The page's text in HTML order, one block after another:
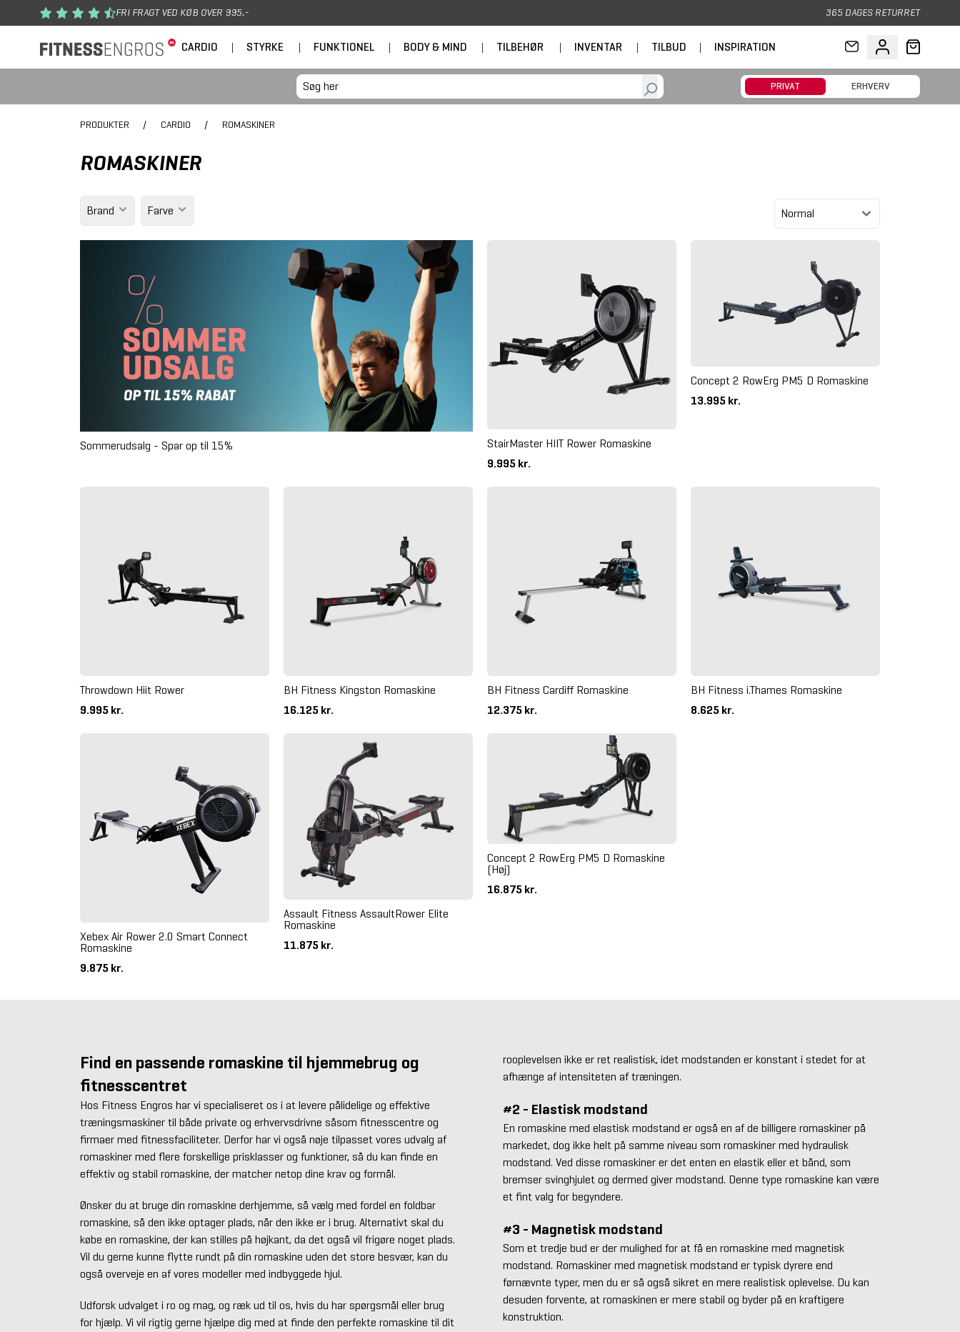
Gå til hovedindhold FRI FRAGT VED KØB OVER 995,- 365 DAGES RETURRET
CARDIO | STYRKE | FUNKTIONEL | BODY & MIND | TILBEHØR | INVENTAR | TILBUD | INSPIRATION
PRIVAT ERHVERV
PRODUKTER / CARDIO / ROMASKINER
ROMASKINER
Brand Farve
Sommerudsalg - Spar op til 15%
StairMaster HIIT Rower Romaskine
9.995 kr.
Concept 2 RowErg PM5 D Romaskine
13.995 kr.
Throwdown Hiit Rower
9.995 kr.
BH Fitness Kingston Romaskine
16.125 kr.
BH Fitness Cardiff Romaskine
12.375 kr.
BH Fitness i.Thames Romaskine
8.625 kr.
Xebex Air Rower 2.0 Smart Connect
Romaskine
9.875 kr.
Assault Fitness AssaultRower Elite
Romaskine
11.875 kr.
Concept 2 RowErg PM5 D Romaskine
(Høj)
16.875 kr.
Find en passende romaskine til hjemmebrug og
fitnesscentret
Hos Fitness Engros har vi specialiseret os i at levere pålidelige og effektive
træningsmaskiner til både private og erhvervsdrivne såsom fitnesscentre og
firmaer med fitnessfaciliteter. Derfor har vi også nøje tilpasset vores udvalg af
romaskiner med flere forskellige prisklasser og funktioner, så du kan finde en
effektiv og stabil romaskine, der matcher netop dine krav og formål.
Ønsker du at bruge din romaskine derhjemme, så vælg med fordel en foldbar
romaskine, så den ikke optager plads, når den ikke er i brug. Alternativt skal du
købe en romaskine, der kan stilles på højkant, da det også vil frigøre noget plads.
Vil du gerne kunne flytte rundt på din romaskine uden det store besvær, kan du
også overveje en af vores modeller med indbyggede hjul.
Udforsk udvalget i ro og mag, og ræk ud til os, hvis du har spørgsmål eller brug
for hjælp. Vi vil rigtig gerne hjælpe dig med at finde den perfekte romaskine til dit
rooplevelsen ikke er ret realistisk, idet modstanden er konstant i stedet for at
afhænge af intensiteten af træningen.
#2 - Elastisk modstand
En romaskine med elastisk modstand er også en af de billigere romaskiner på
markedet, dog ikke helt på samme niveau som romaskiner med hydraulisk
modstand. Ved disse romaskiner er det enten en elastik eller et bånd, som
bremser svinghjulet og dermed giver modstand. Denne type romaskine kan være
et fint valg for begyndere.
#3 - Magnetisk modstand
Som et tredje bud er der mulighed for at få en romaskine med magnetisk
modstand. Romaskiner med magnetisk modstand er typisk dyrere end
førnævnte typer, men du er så også sikret en mere realistisk oplevelse. Du kan
desuden forvente, at romaskinen er mere stabil og byder på en kraftigere
konstruktion.